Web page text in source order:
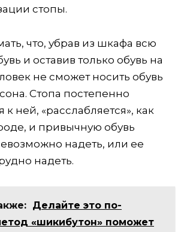
стопы.
что, убрав из шкафа всю
и оставив только обувь на
не сможет носить обувь
Стопа постепенно
к ней, «расслабляется», как
и привычную обувь
надеть, или ее
надеть.
Делайте это по-
«шикибутон» поможет